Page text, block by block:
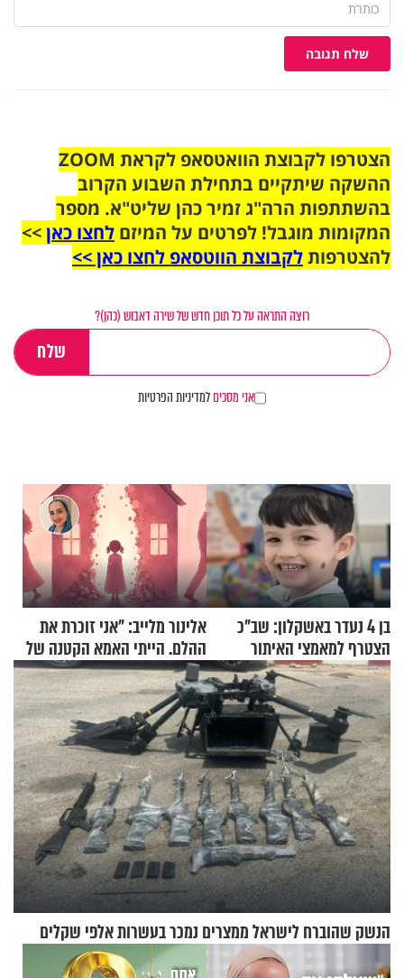
שלח תגובה
הצטרפו לקבוצת הוואטסאפ לקראת ZOOM
ההשקה שיתקיים בתחילת השבוע הקרוב
בהשתתפות הרה"ג זמיר כהן שליט"א. מספר
המקומות מוגבל! לפרטים על המיזם לחצו כאן>>
להצטרפותלקבוצת הווטסאפ לחצו כאן >>
רוצה התראה על כל תוכן חדש של שירה דאבוש (כהן)?
אני מסכיםלמדיניות הפרטיות
בן 4 נעדר באשקלון: שב"כ
הצטרף למאמצי האיתור
אלינור מלייב: "אני זוכרת את
ההלם. הייתי האמא הקטנה של
הבית"
הנשק שהוברח לישראל ממצרים נמכר בעשרות אלפי שקלים